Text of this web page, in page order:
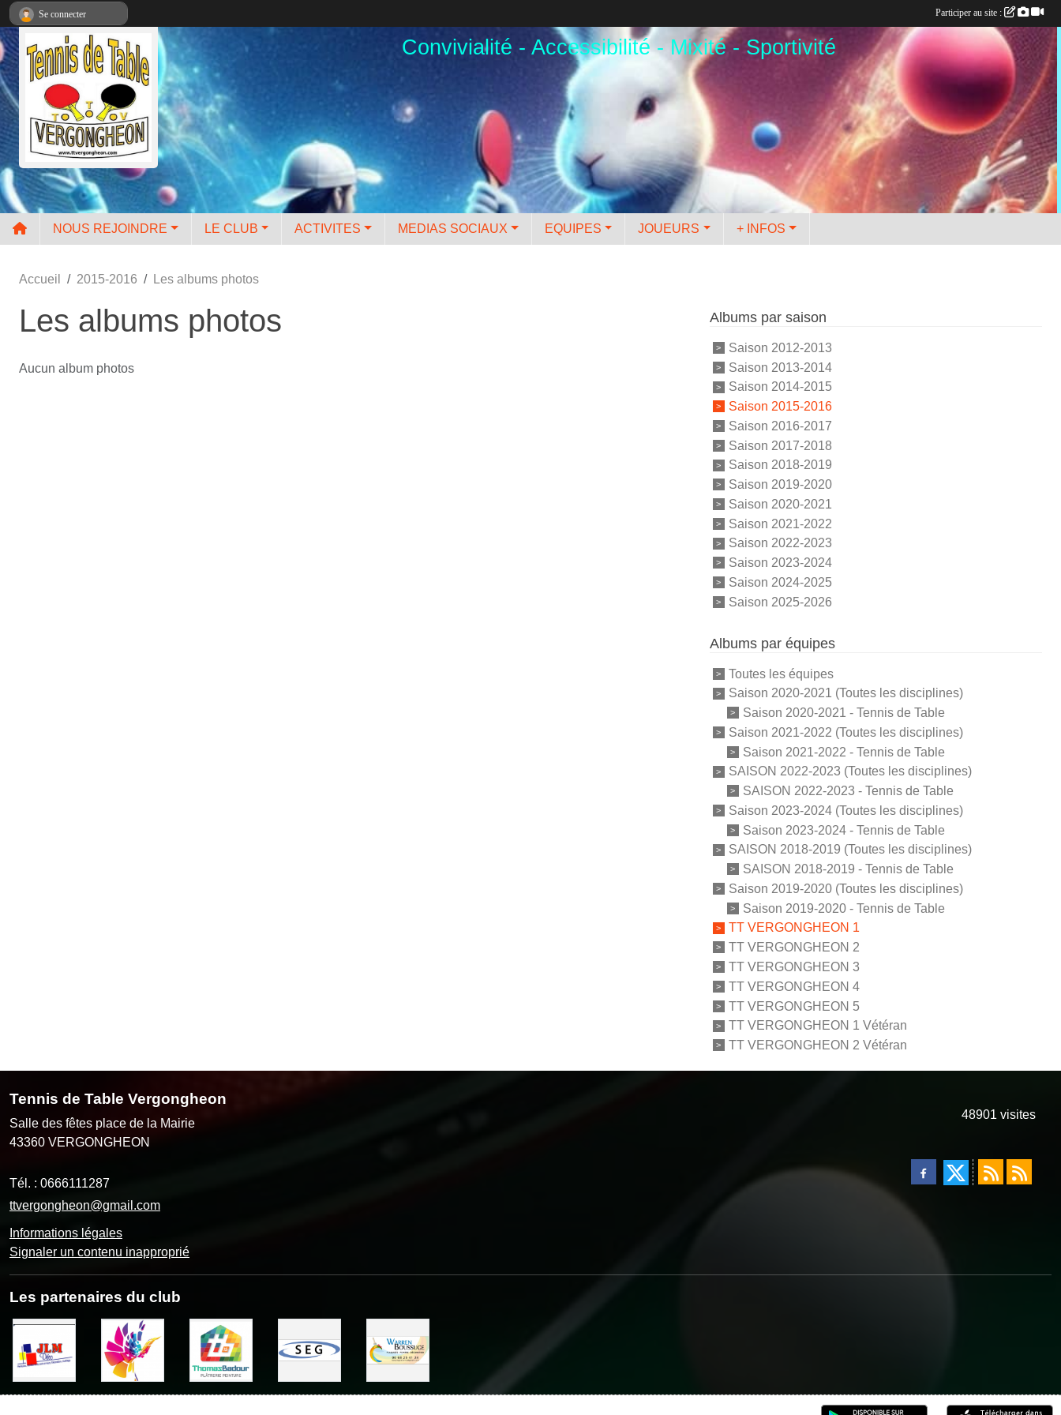
Convivialité - Accessibilité - Mixité - Sportivité
NOUS REJOINDRE LE CLUB ACTIVITES MEDIAS SOCIAUX EQUIPES JOUEURS + INFOS
Accueil 2015-2016 Les albums photos
Les albums photos
Aucun album photos
Albums par saison
Saison 2012-2013
Saison 2013-2014
Saison 2014-2015
Saison 2015-2016
Saison 2016-2017
Saison 2017-2018
Saison 2018-2019
Saison 2019-2020
Saison 2020-2021
Saison 2021-2022
Saison 2022-2023
Saison 2023-2024
Saison 2024-2025
Saison 2025-2026
Albums par équipes
Toutes les équipes
Saison 2020-2021 (Toutes les disciplines)
Saison 2020-2021 - Tennis de Table
Saison 2021-2022 (Toutes les disciplines)
Saison 2021-2022 - Tennis de Table
SAISON 2022-2023 (Toutes les disciplines)
SAISON 2022-2023 - Tennis de Table
Saison 2023-2024 (Toutes les disciplines)
Saison 2023-2024 - Tennis de Table
SAISON 2018-2019 (Toutes les disciplines)
SAISON 2018-2019 - Tennis de Table
Saison 2019-2020 (Toutes les disciplines)
Saison 2019-2020 - Tennis de Table
TT VERGONGHEON 1
TT VERGONGHEON 2
TT VERGONGHEON 3
TT VERGONGHEON 4
TT VERGONGHEON 5
TT VERGONGHEON 1 Vétéran
TT VERGONGHEON 2 Vétéran
Tennis de Table Vergongheon
Salle des fêtes place de la Mairie
43360 VERGONGHEON
Tél. : 0666111287
ttvergongheon@gmail.com
Informations légales
Signaler un contenu inapproprié
48901 visites
Les partenaires du club
Se connecter Participer au site :
Panneau de gestion des cookies